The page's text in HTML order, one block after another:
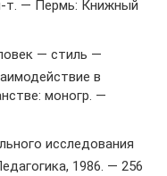
т. — Пермь: Книжный
— стиль —
в
моногр. —
исследования
1986. — 256